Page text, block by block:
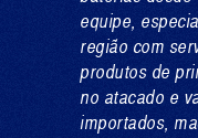
equipe,
região com
produtos de
no atacado e
importados,